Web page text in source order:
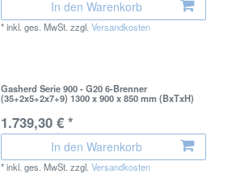
In den Warenkorb
*inkl. ges. MwSt. zzgl.Versandkosten
Gasherd Serie 900 - G20 6-Brenner
(35+2x5+2x7+9) 1300 x 900 x 850 mm (BxTxH)
1.739,30 € *
In den Warenkorb
*inkl. ges. MwSt. zzgl.Versandkosten